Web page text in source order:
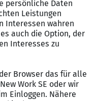
Outdoor-Living-
Markisen,
in echte
Gastronomie und
die Outdoor-
Qualität und Design